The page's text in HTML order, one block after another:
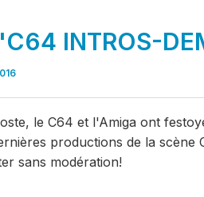
INTROS-
le C64 et l'Amiga ont
productions de la
sans modération!